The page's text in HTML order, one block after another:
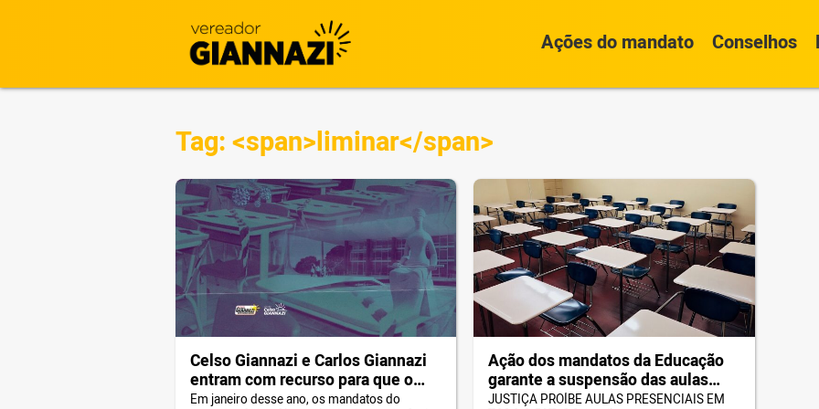
Ações do mandato Conselhos
Tag: <span>liminar</span>
Celso Giannazi e Carlos Giannazi
entram com recurso para que o
STF julgue a liminar que proibia
Em janeiro desse ano, os mandatos do
Ação dos mandatos da Educação
garante a suspensão das aulas
presenciais. Entenda a decisão da
JUSTIÇA PROÍBE AULAS PRESENCIAIS EM